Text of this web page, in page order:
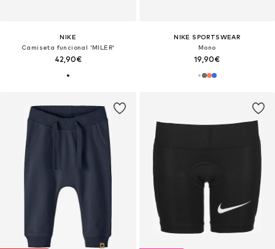
NIKE
Camiseta funcional 'MILER'
42,90€
NIKE SPORTSWEAR
Mono
19,90€